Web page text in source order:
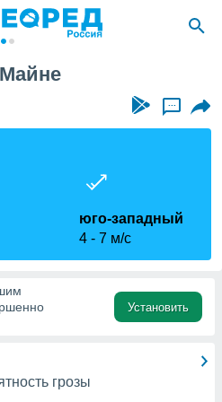
...
юго-западный
4
7 м/с
Установить
грозы